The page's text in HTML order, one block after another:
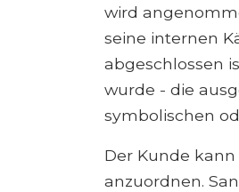
wird
seine internen
abgeschlossen
wurde - die
symbolischen
Der Kunde
anzuordnen.